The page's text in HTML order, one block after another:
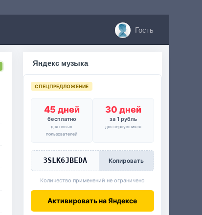
Гость
Яндекс музыка
СПЕЦПРЕДЛОЖЕНИЕ
45 дней
бесплатно
для новых
пользователей
30 дней
за 1 рубль
для вернувшихся
3SLK6JBEDA Копировать
Количество применений не ограничено
Активировать на Яндексе